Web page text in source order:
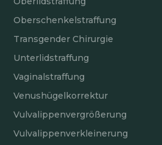
Oberschenkelstraffung
Transgender Chirurgie
Unterlidstraffung
Vaginalstraffung
Venushügelkorrektur
Vulvalippenvergrößerung
Vulvalippenverkleinerung